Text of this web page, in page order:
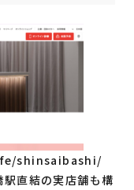
shinsaibashi/
直結の実店舗も構